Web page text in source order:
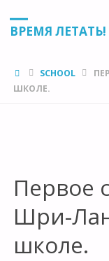
ВРЕМЯ ЛЕТАТЬ!
HOMESCHOOL
ШКОЛЕ.
Первое
Шри-
школе.